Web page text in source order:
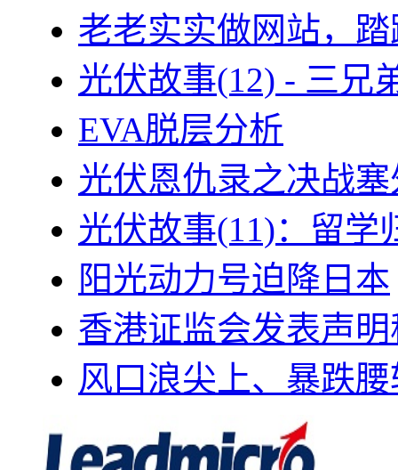
老老实实做网站，
光伏故事(12) - 三兄
EVA脱层分析
光伏恩仇录之决战
光伏故事(11)：留学
阳光动力号迫降日本
香港证监会发表声
风口浪尖上、暴跌